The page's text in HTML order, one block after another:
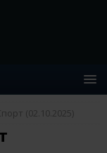
(02.10.2025)